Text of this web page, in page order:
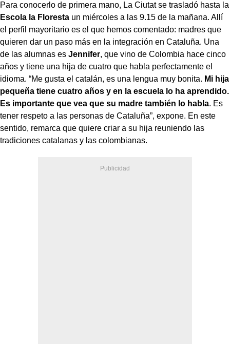
Para conocerlo de primera mano, La Ciutat se trasladó hasta la
Escola la Floresta un miércoles a las 9.15 de la mañana. Allí
el perfil mayoritario es el que hemos comentado: madres que
quieren dar un paso más en la integración en Cataluña. Una
de las alumnas es Jennifer, que vino de Colombia hace cinco
años y tiene una hija de cuatro que habla perfectamente el
idioma. “Me gusta el catalán, es una lengua muy bonita. Mi hija
pequeña tiene cuatro años y en la escuela lo ha aprendido.
Es importante que vea que su madre también lo habla. Es
tener respeto a las personas de Cataluña”, expone. En este
sentido, remarca que quiere criar a su hija reuniendo las
tradiciones catalanas y las colombianas.